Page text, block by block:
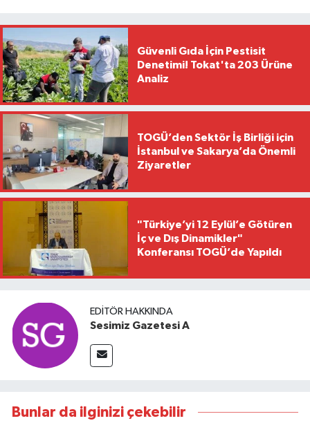
Güvenli Gıda İçin Pestisit
Denetimi! Tokat'ta 203 Ürüne
Analiz
TOGÜ’den Sektör İş Birliği için
İstanbul ve Sakarya’da Önemli
Ziyaretler
"Türkiye’yi 12 Eylül’e Götüren
İç ve Dış Dinamikler"
Konferansı TOGÜ’de Yapıldı
EDITÖR HAKKINDA
Sesimiz Gazetesi A
Bunlar da ilginizi çekebilir